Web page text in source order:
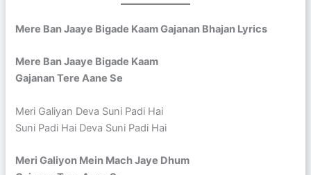
Mere Ban Jaaye Bigade Kaam Gajanan Bhajan Lyrics
Mere Ban Jaaye Bigade Kaam
Gajanan Tere Aane Se
Meri Galiyan Deva Suni Padi Hai
Suni Padi Hai Deva Suni Padi Hai
Meri Galiyon Mein Mach Jaye Dhum